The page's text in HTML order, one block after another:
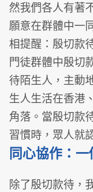
然我們各人有著
願意在群體中一
相提醒：殷切款
門徒群體中殷切
待陌生人，主動
生人生活在香港
角落。當殷切款
習慣時，眾人就
同心協作：
除了殷切款待，